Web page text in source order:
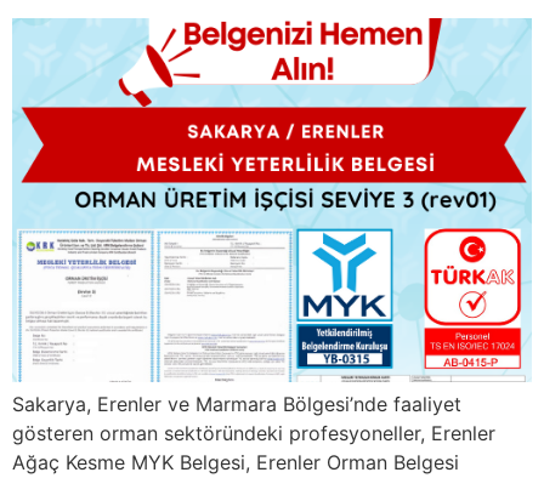
Sakarya, Erenler ve Marmara Bölgesi’nde faaliyet
gösteren orman sektöründeki profesyoneller, Erenler
Ağaç Kesme MYK Belgesi, Erenler Orman Belgesi